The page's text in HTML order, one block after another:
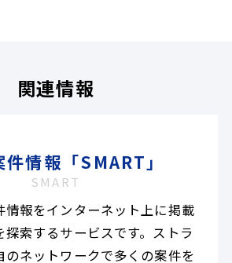
関連情報
情報「SMART」
SMART
情報をインターネット上に掲載
探索するサービスです。ストラ
のネットワークで多くの案件を